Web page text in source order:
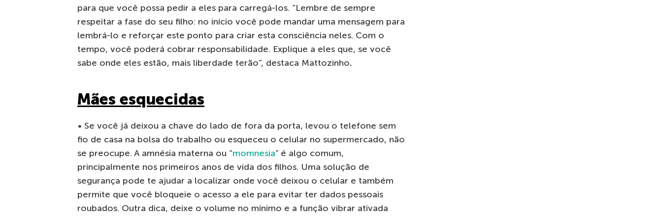
para que você possa pedir a eles para carregá-los. “Lembre de sempre
respeitar a fase do seu filho: no início você pode mandar uma mensagem para
lembrá-lo e reforçar este ponto para criar esta consciência neles. Com o
tempo, você poderá cobrar responsabilidade. Explique a eles que, se você
sabe onde eles estão, mais liberdade terão”, destaca Mattozinho.
Mães esquecidas
• Se você já deixou a chave do lado de fora da porta, levou o telefone sem
fio de casa na bolsa do trabalho ou esqueceu o celular no supermercado, não
se preocupe. A amnésia materna ou “momnesia” é algo comum,
principalmente nos primeiros anos de vida dos filhos. Uma solução de
segurança pode te ajudar a localizar onde você deixou o celular e também
permite que você bloqueie o acesso a ele para evitar ter dados pessoais
roubados. Outra dica, deixe o volume no mínimo e a função vibrar ativada